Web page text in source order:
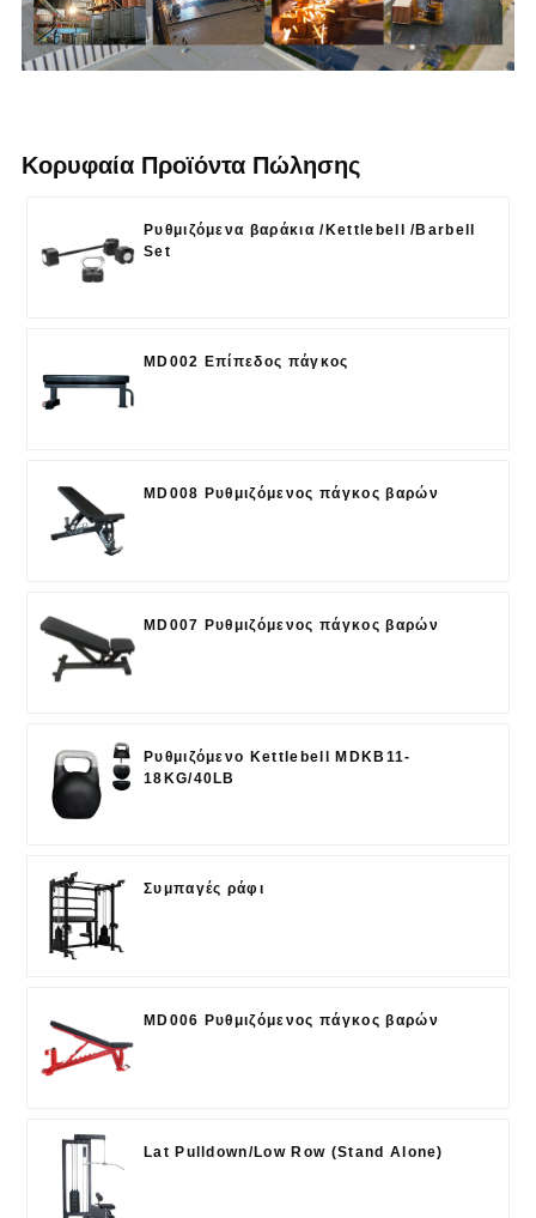
Κορυφαία Προϊόντα Πώλησης
Ρυθμιζόμενα βαράκια /Kettlebell /Barbell
Set
MD002 Επίπεδος πάγκος
MD008 Ρυθμιζόμενος πάγκος βαρών
MD007 Ρυθμιζόμενος πάγκος βαρών
Ρυθμιζόμενο Kettlebell MDKB11-
18KG/40LB
Συμπαγές ράφι
MD006 Ρυθμιζόμενος πάγκος βαρών
Lat Pulldown/Low Row (Stand Alone)